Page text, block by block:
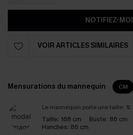
NOTIFIEZ-MOI
VOIR ARTICLES SIMILAIRES
Mensurations du mannequin CM
Le mannequin porte une taille: S
Taille: 168 cm Buste: 86 cm
Hanches: 86 cm